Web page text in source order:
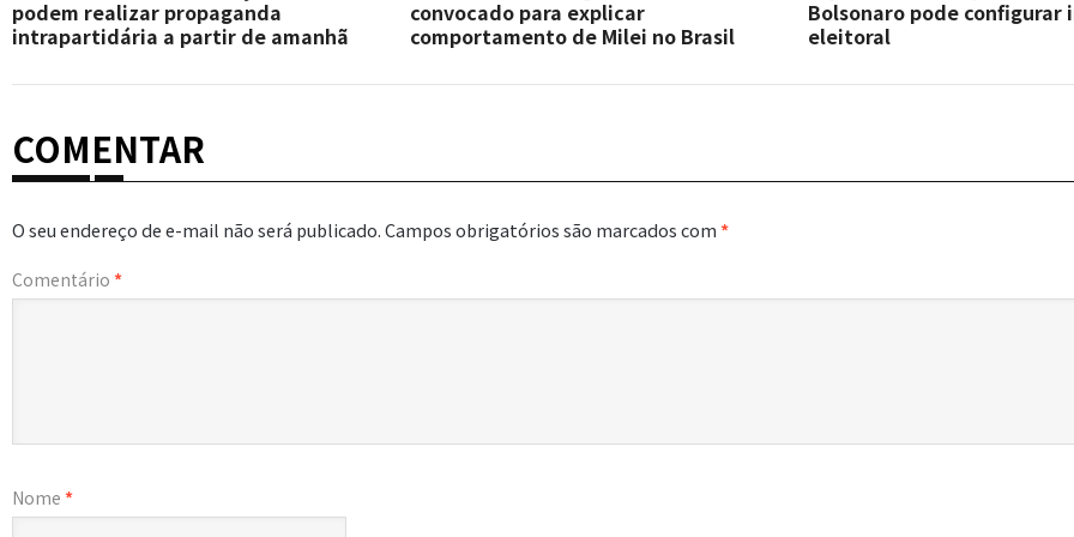
podem realizar propaganda
intrapartidária a partir de amanhã
convocado para explicar
comportamento de Milei no Brasil
Bolsonaro pode configurar
eleitoral
COMENTAR
O seu endereço de e-mail não será publicado.Campos obrigatórios são marcados com*
Comentário *
Nome *